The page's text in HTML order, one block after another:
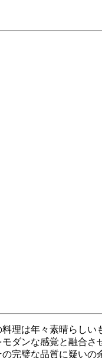
理は年々素晴らし
ダンな感覚と融合さ
完璧な品質に疑いの